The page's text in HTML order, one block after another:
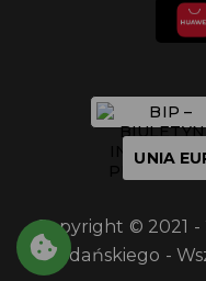
UNIA
Copyright © 2021 -
Gdańskiego -